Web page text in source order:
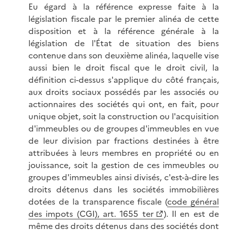
Eu égard à la référence expresse faite à la
législation fiscale par le premier alinéa de cette
disposition et à la référence générale à la
législation de l'État de situation des biens
contenue dans son deuxième alinéa, laquelle vise
aussi bien le droit fiscal que le droit civil, la
définition ci-dessus s'applique du côté français,
aux droits sociaux possédés par les associés ou
actionnaires des sociétés qui ont, en fait, pour
unique objet, soit la construction ou l'acquisition
d'immeubles ou de groupes d'immeubles en vue
de leur division par fractions destinées à être
attribuées à leurs membres en propriété ou en
jouissance, soit la gestion de ces immeubles ou
groupes d'immeubles ainsi divisés, c'est-à-dire les
droits détenus dans les sociétés immobilières
dotées de la transparence fiscale (code général
des impots (CGI), art. 1655 ter
). Il en est de
même des droits détenus dans des sociétés dont